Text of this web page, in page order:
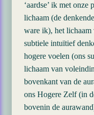
‘aardse’ ik met
lichaam (de
ware ik), het lichaam
subtiele intuïtief
hogere voelen (ons
lichaam van
bovenkant van de
ons Hogere Zelf (in
bovenin de